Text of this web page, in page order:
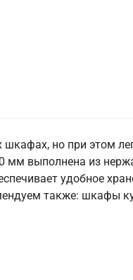
но при этом
выполнена из
удобное
также: шкафы